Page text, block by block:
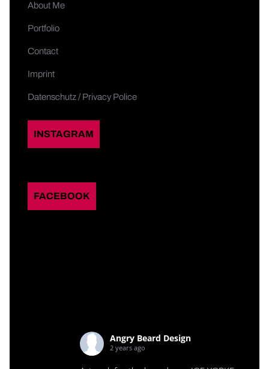
About Me
Portfolio
Contact
Imprint
Datenschutz / Privacy Police
INSTAGRAM
FACEBOOK
Angry Beard Design
2 years ago